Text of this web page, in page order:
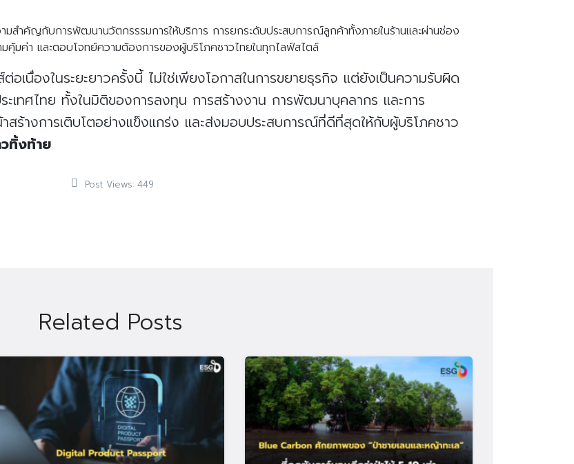
สำคัญกับการพัฒนานวัตกรรรมการให้บริการ การยกระดับประสบการณ์ลูกค้าทั้งภายในร้านและผ่านช่อง
ค่า และตอบโจทย์ความต้องการของผู้บริโภคชาวไทยในทุกไลฟ์สไตล์
อเนื่องในระยะยาวครั้งนี้ ไม่ใช่เพียงโอกาสในการขยายธุรกิจ แต่ยังเป็นความรับผิด
ะเทศไทย ทั้งในมิติของการลงทุน การสร้างงาน การพัฒนาบุคลากร และการ
ร้างการเติบโตอย่างแข็งแกร่ง และส่งมอบประสบการณ์ที่ดีที่สุดให้กับผู้บริโภคชาว
ทิ้งท้าย
Post Views: 449
Related Posts